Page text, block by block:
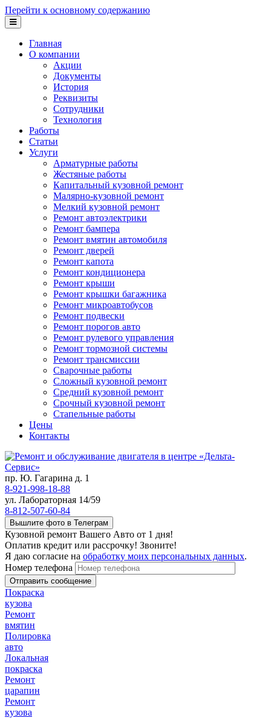
Перейти к основному содержанию
Главная
О компании
Акции
Документы
История
Реквизиты
Сотрудники
Технология
Работы
Статьи
Услуги
Арматурные работы
Жестяные работы
Капитальный кузовной ремонт
Малярно-кузовной ремонт
Мелкий кузовной ремонт
Ремонт автоэлектрики
Ремонт бампера
Ремонт вмятин автомобиля
Ремонт дверей
Ремонт капота
Ремонт кондиционера
Ремонт крыши
Ремонт крышки багажника
Ремонт микроавтобусов
Ремонт подвески
Ремонт порогов авто
Ремонт рулевого управления
Ремонт тормозной системы
Ремонт трансмиссии
Сварочные работы
Сложный кузовной ремонт
Средний кузовной ремонт
Срочный кузовной ремонт
Стапельные работы
Цены
Контакты
пр. Ю. Гагарина д. 1
8-921-998-18-88
ул. Лабораторная 14/59
8-812-507-60-84
Вышлите фото в Телеграм
Кузовной ремонт Вашего Авто от 1 дня!
Оплатив кредит или рассрочку! Звоните!
Я даю согласие на обработку моих персональных данных.
Номер телефона
Покраска
кузова
Ремонт
вмятин
Полировка
авто
Локальная
покраска
Ремонт
царапин
Ремонт
кузова